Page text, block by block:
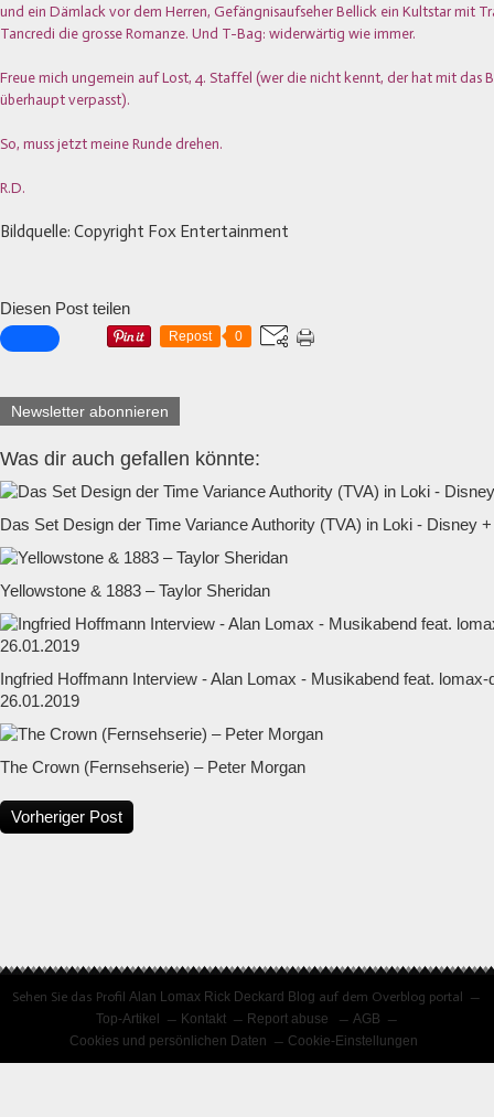
und ein Dämlack vor dem Herren, Gefängnisaufseher Bellick ein Kultstar mit
Tancredi die grosse Romanze. Und T-Bag: widerwärtig wie immer.
Freue mich ungemein auf Lost, 4. Staffel (wer die nicht kennt, der hat mit das
überhaupt verpasst).
So, muss jetzt meine Runde drehen.
R.D.
Bildquelle: Copyright Fox Entertainment
Diesen Post teilen
Repost 0
Newsletter abonnieren
Was dir auch gefallen könnte:
Das Set Design der Time Variance Authority (TVA) in Loki - Disney +
Yellowstone & 1883 – Taylor Sheridan
Ingfried Hoffmann Interview - Alan Lomax - Musikabend feat.
26.01.2019
The Crown (Fernsehserie) – Peter Morgan
Vorheriger Post
Sehen Sie das ProfilAlan Lomax Rick Deckard Blog auf dem Overblog portal
Top-Artikel
Kontakt Report abuse
AGB
Cookies und persönlichen Daten
Cookie-Einstellungen